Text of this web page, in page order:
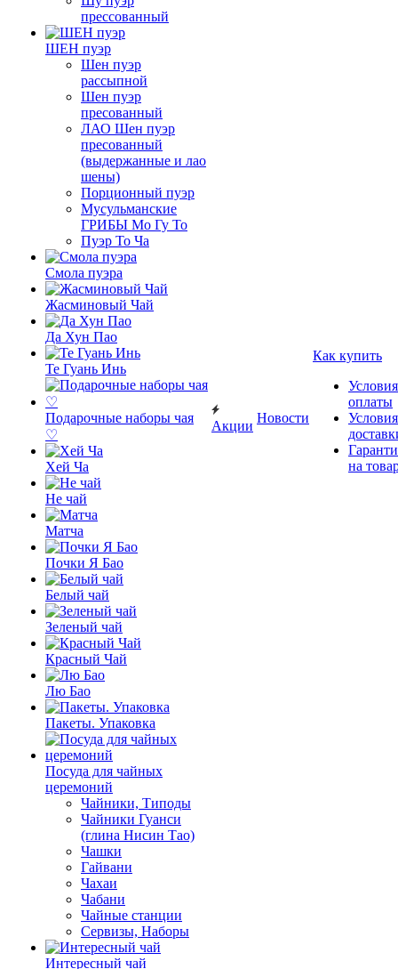
прессованный
ШЕН пуэр
Шен пуэр
рассыпной
Шен пуэр
пресованный
ЛАО Шен пуэр
пресованный
(выдержанные и лао
шены)
Порционный пуэр
Мусульманские
ГРИБЫ Мо Гу То
Пуэр То Ча
Смола пуэра
Жасминовый Чай
Да Хун Пао
Те Гуань Инь
Подарочные наборы чая
♡
Хей Ча
Не чай
Матча
Почки Я Бао
Белый чай
Зеленый чай
Красный Чай
Лю Бао
Пакеты. Упаковка
Посуда для чайных
церемоний
Чайники, Типоды
Чайники Гуанси
(глина Нисин Тао)
Чашки
Гайвани
Чахаи
Чабани
Чайные станции
Сервизы, Наборы
Интересный чай
Акции
Новости
Как купить
Условия
оплаты
Условия
на